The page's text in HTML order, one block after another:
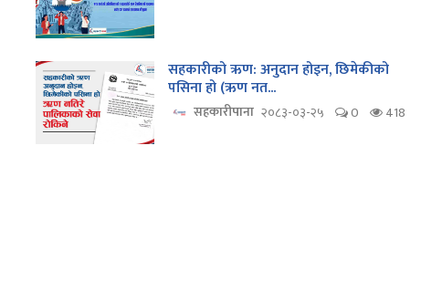
सहकारीको ऋण: अनुदान होइन, छिमेकीको
पसिना हो (ऋण नत...
सहकारीपाना २०८३-०३-२५ 0 418